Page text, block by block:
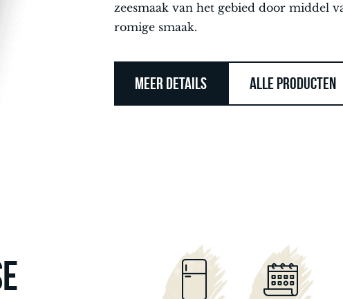
zeesmaak van het gebied door middel
romige smaak.
MEER DETAILS ALLE PRODUCTEN